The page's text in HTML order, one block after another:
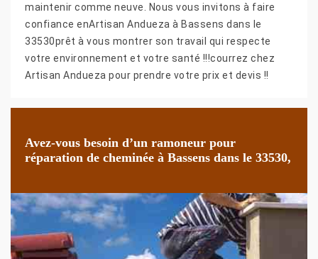
maintenir comme neuve. Nous vous invitons à faire
confiance enArtisan Andueza à Bassens dans le
33530prêt à vous montrer son travail qui respecte
votre environnement et votre santé !!!courrez chez
Artisan Andueza pour prendre votre prix et devis !!
Avez-vous besoin d’un ramoneur pour
réparation de cheminée à Bassens dans le 33530,